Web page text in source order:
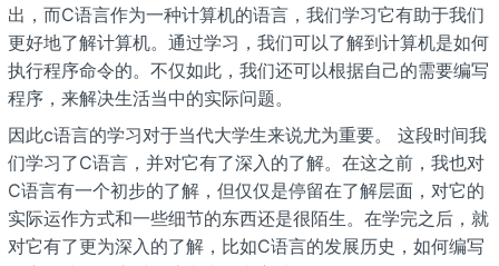
出，而C语言作为一种计算机的语言，我们学习它有助于我们
更好地了解计算机。通过学习，我们可以了解到计算机是如何
执行程序命令的。不仅如此，我们还可以根据自己的需要编写
程序，来解决生活当中的实际问题。
因此c语言的学习对于当代大学生来说尤为重要。 这段时间我
们学习了C语言，并对它有了深入的了解。在这之前，我也对
C语言有一个初步的了解，但仅仅是停留在了解层面，对它的
实际运作方式和一些细节的东西还是很陌生。在学完之后，就
对它有了更为深入的了解，比如C语言的发展历史，如何编写